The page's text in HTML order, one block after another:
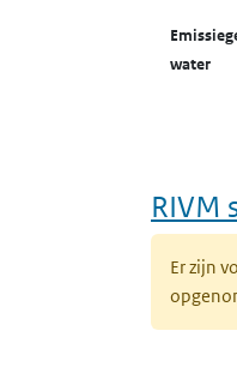
water
RIVM
Er zijn